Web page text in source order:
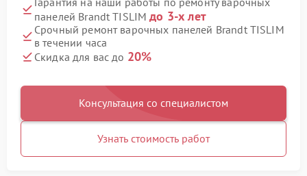
панелей Brandt TISLIMдо 3-х лет
Срочный ремонт варочных панелей Brandt TISLIM
в течении часа
Скидка для вас до 20%
Консультация со специалистом
Узнать стоимость работ